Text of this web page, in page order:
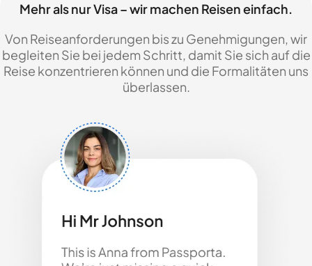
Mehr als nur Visa – wir machen Reisen einfach.
Von Reiseanforderungen bis zu Genehmigungen, wir
begleiten Sie bei jedem Schritt, damit Sie sich auf die
Reise konzentrieren können und die Formalitäten uns
überlassen.